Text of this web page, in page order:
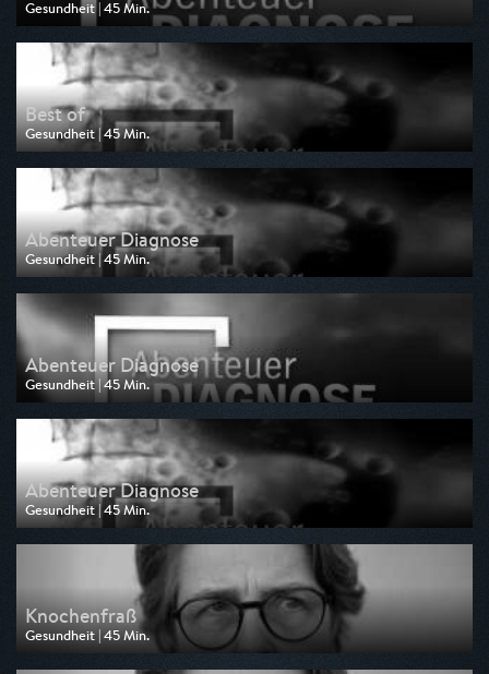
Gesundheit | 45 Min.
Ausgestrahlt von HR
am 03.08.2026, 20:15
Best of
Gesundheit | 45 Min.
Ausgestrahlt von Tagesschau24
am 03.08.2026, 20:15
Abenteuer Diagnose
Gesundheit | 45 Min.
Ausgestrahlt von NDR
am 28.07.2026, 20:15
Abenteuer Diagnose
Gesundheit | 45 Min.
Ausgestrahlt von NDR
am 21.07.2026, 20:15
Abenteuer Diagnose
Gesundheit | 45 Min.
Ausgestrahlt von Tagesschau24
am 20.07.2026, 20:30
Knochenfraß
Gesundheit | 45 Min.
Ausgestrahlt von SWR
am 18.07.2026, 15:15